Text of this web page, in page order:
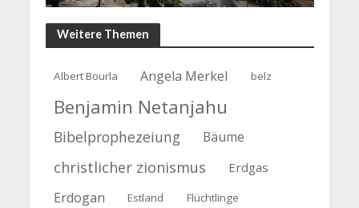
Weitere Themen
Albert Bourla Angela Merkel belz
Benjamin Netanjahu
Bibelprophezeiung Bäume
christlicher zionismus Erdgas
Erdogan Estland Flüchtlinge